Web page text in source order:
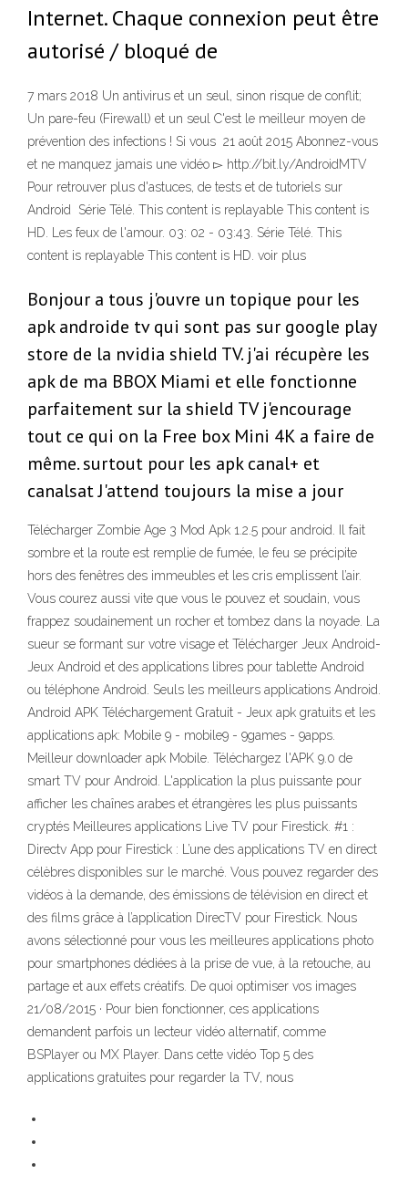
Internet. Chaque connexion peut être
autorisé / bloqué de
7 mars 2018 Un antivirus et un seul, sinon risque de conflit;
Un pare-feu (Firewall) et un seul C'est le meilleur moyen de
prévention des infections ! Si vous 21 août 2015 Abonnez-vous
et ne manquez jamais une vidéo ▻ http://bit.ly/AndroidMTV
Pour retrouver plus d'astuces, de tests et de tutoriels sur
Android Série Télé. This content is replayable This content is
HD. Les feux de l'amour. 03: 02 - 03:43. Série Télé. This
content is replayable This content is HD. voir plus
Bonjour a tous j'ouvre un topique pour les
apk androide tv qui sont pas sur google play
store de la nvidia shield TV. j'ai récupère les
apk de ma BBOX Miami et elle fonctionne
parfaitement sur la shield TV j'encourage
tout ce qui on la Free box Mini 4K a faire de
même. surtout pour les apk canal+ et
canalsat J'attend toujours la mise a jour
Télécharger Zombie Age 3 Mod Apk 1.2.5 pour android. Il fait
sombre et la route est remplie de fumée, le feu se précipite
hors des fenêtres des immeubles et les cris emplissent l’air.
Vous courez aussi vite que vous le pouvez et soudain, vous
frappez soudainement un rocher et tombez dans la noyade. La
sueur se formant sur votre visage et Télécharger Jeux Android-
Jeux Android et des applications libres pour tablette Android
ou téléphone Android. Seuls les meilleurs applications Android.
Android APK Téléchargement Gratuit - Jeux apk gratuits et les
applications apk: Mobile 9 - mobile9 - 9games - 9apps.
Meilleur downloader apk Mobile. Téléchargez l'APK 9.0 de
smart TV pour Android. L'application la plus puissante pour
afficher les chaînes arabes et étrangères les plus puissants
cryptés Meilleures applications Live TV pour Firestick. #1 :
Directv App pour Firestick : L’une des applications TV en direct
célèbres disponibles sur le marché. Vous pouvez regarder des
vidéos à la demande, des émissions de télévision en direct et
des films grâce à l’application DirecTV pour Firestick. Nous
avons sélectionné pour vous les meilleures applications photo
pour smartphones dédiées à la prise de vue, à la retouche, au
partage et aux effets créatifs. De quoi optimiser vos images
21/08/2015 · Pour bien fonctionner, ces applications
demandent parfois un lecteur vidéo alternatif, comme
BSPlayer ou MX Player. Dans cette vidéo Top 5 des
applications gratuites pour regarder la TV, nous